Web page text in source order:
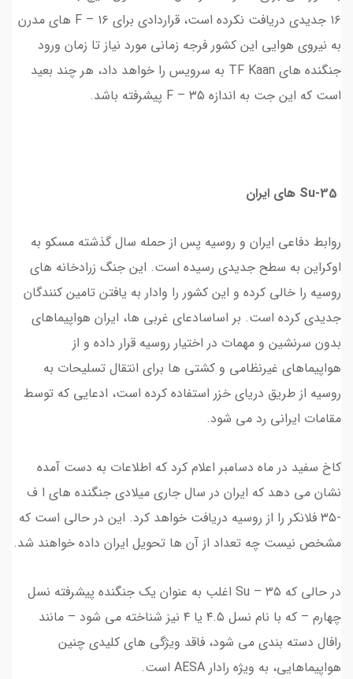
۱۶ جدیدی دریافت نکرده است، قراردادی برای F – ۱۶ های مدرن
به نیروی هوایی این کشور فرجه زمانی مورد نیاز تا زمان ورود
جنگنده های TF Kaan به سرویس را خواهد داد، هر چند بعید
است که این جت به اندازه F – ۳۵ پیشرفته باشد.
روابط دفاعی ایران و روسیه پس از حمله سال گذشته مسکو به
اوکراین به سطح جدیدی رسیده است. این جنگ زرادخانه های
روسیه را خالی کرده و این کشور را وادار به یافتن تامین کنندگان
جدیدی کرده است. بر اساسادعای غربی ها، ایران هواپیماهای
بدون سرنشین و مهمات در اختیار روسیه قرار داده و از
هواپیماهای غیرنظامی و کشتی ها برای انتقال تسلیحات به
روسیه از طریق دریای خزر استفاده کرده است، ادعایی که توسط
مقامات ایرانی رد می شود.
کاخ سفید در ماه دسامبر اعلام کرد که اطلاعات به دست آمده
نشان می دهد که ایران در سال جاری میلادی جنگنده های ا ف
-۳۵ فلانکر را از روسیه دریافت خواهد کرد. این در حالی است که
مشخص نیست چه تعداد از آن ها تحویل ایران داده خواهند شد.
در حالی که Su – ۳۵ اغلب به عنوان یک جنگنده پیشرفته نسل
چهارم – که با نام نسل ۴.۵ یا ۴ نیز شناخته می شود – مانند
رافال دسته بندی می شود، فاقد ویژگی های کلیدی چنین
هواپیماهایی، به ویژه رادار AESA است.